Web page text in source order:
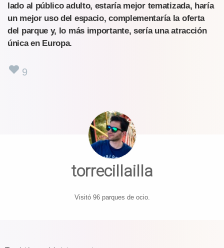
lado al público adulto, estaría mejor tematizada, haría
un mejor uso del espacio, complementaría la oferta
del parque y, lo más importante, sería una atracción
única en Europa.
9
torrecillailla
Visitó 96 parques de ocio.